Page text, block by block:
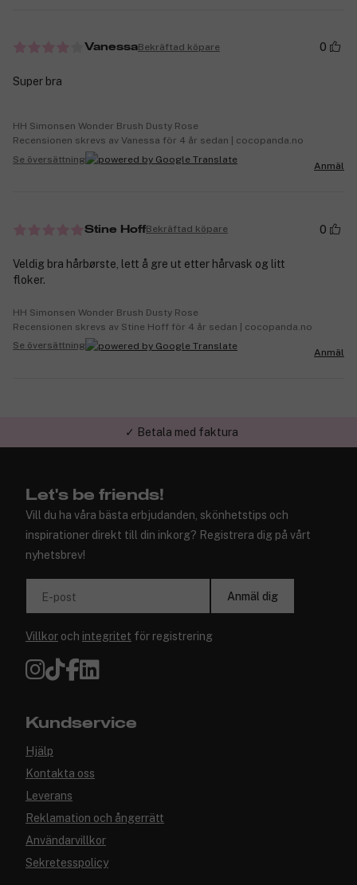
VanessaBekräftad köpare 0
Super bra
HH Simonsen Wonder Brush Dusty Rose
Recensionen skrevs av Vanessa för 4 år sedan | cocopanda.no
Se översättning
Anmäl
Stine HoffBekräftad köpare 0
Veldig bra hårbørste, lett å gre ut etter hårvask og litt
floker.
HH Simonsen Wonder Brush Dusty Rose
Recensionen skrevs av Stine Hoff för 4 år sedan | cocopanda.no
Se översättning
Anmäl
Let's be friends!
Vill du ha våra bästa erbjudanden, skönhetstips och
inspirationer direkt till din inkorg? Registrera dig på vårt
nyhetsbrev!
E-post Anmäl dig
Villkor och integritet för registrering
Kundservice
Hjälp
Kontakta oss
Leverans
Reklamation och ångerrätt
Användarvillkor
Sekretesspolicy